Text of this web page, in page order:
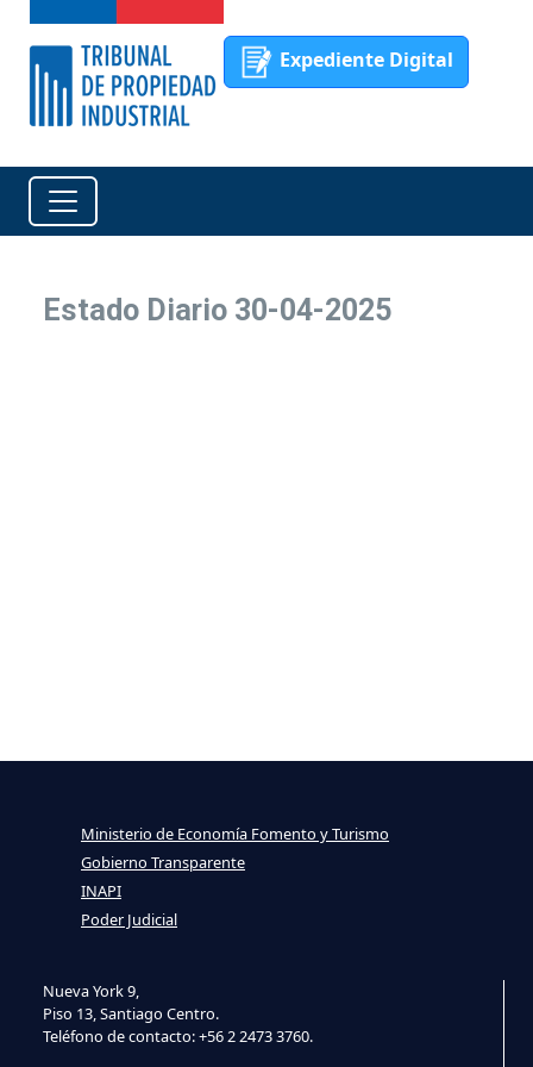
Expediente Digital
Estado Diario 30-04-2025
Nueva York 9,
Piso 13, Santiago Centro.
Teléfono de contacto: +56 2 2473 3760.
Ministerio de Economía Fomento y Turismo
Gobierno Transparente
INAPI
Poder Judicial